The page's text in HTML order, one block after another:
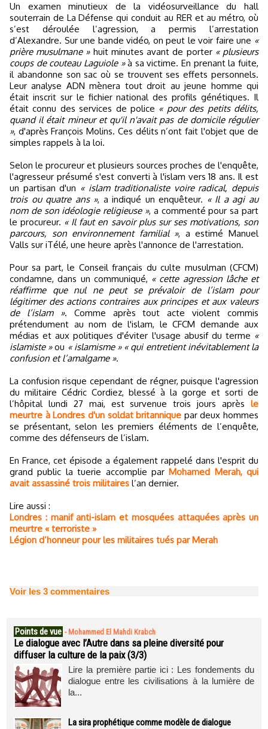
Un examen minutieux de la vidéosurveillance du hall
souterrain de La Défense qui conduit au RER et au métro, où
s’est déroulée l’agression, a permis l’arrestation
d’Alexandre. Sur une bande vidéo, on peut le voir faire une «
prière musulmane »huit minutes avant de porter « plusieurs
coups de couteau Laguiole »à sa victime. En prenant la fuite,
il abandonne son sac où se trouvent ses effets personnels.
Leur analyse ADN mènera tout droit au jeune homme qui
était inscrit sur le fichier national des profils génétiques. Il
était connu des services de police « pour des petits délits,
quand il était mineur et qu'il n'avait pas de domicile régulier
», d'après François Molins. Ces délits n’ont fait l'objet que de
simples rappels à la loi.
Selon le procureur et plusieurs sources proches de l'enquête,
l'agresseur présumé s'est converti à l'islam vers 18 ans. Il est
un partisan d'un « islam traditionaliste voire radical, depuis
trois ou quatre ans », a indiqué un enquêteur. « Il a agi au
nom de son idéologie religieuse », a commenté pour sa part
le procureur. « Il faut en savoir plus sur ses motivations, son
parcours, son environnement familial », a estimé Manuel
Valls sur iTélé, une heure après l'annonce de l'arrestation.
Pour sa part, le Conseil français du culte musulman (CFCM)
condamne, dans un communiqué, « cette agression lâche et
réaffirme que nul ne peut se prévaloir de l’islam pour
légitimer des actions contraires aux principes et aux valeurs
de l’islam ». Comme après tout acte violent commis
prétendument au nom de l'islam, le CFCM demande aux
médias et aux politiques d'éviter l'usage abusif du terme «
islamiste »ou « islamisme » « qui entretient inévitablement la
confusion et l’amalgame ».
La confusion risque cependant de régner, puisque l'agression
du militaire Cédric Cordiez, blessé à la gorge et sorti de
l’hôpital lundi 27 mai, est survenue trois jours après le
meurtre à Londres d'un soldat britannique par deux hommes
se présentant, selon les premiers éléments de l’enquête,
comme des défenseurs de l’islam.
En France, cet épisode a également rappelé dans l'esprit du
grand public la tuerie accomplie parMohamed Merah, qui
avait assassiné trois militaires l’an dernier.
Lire aussi :
Londres : manif anti-islam et mosquées attaquées après un
meurtre « terroriste »
Légion d’honneur pour les militaires tués par Merah
Voir les 3 commentaires
Points de vue - Mohammed El Mahdi Krabch
Le dialogue avec l’Autre dans sa pleine diversité pour
diffuser la culture de la paix (3/3)
Lire la première partie ici : Les fondements du
dialogue entre les civilisations à la lumière de
la...
La sira prophétique comme modèle de dialogue